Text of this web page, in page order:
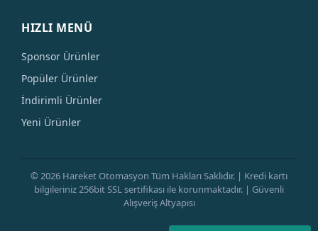
HIZLI MENÜ
Sponsor Ürünler
Popüler Ürünler
İndirimli Ürünler
Yeni Ürünler
© 2026 Hareket Otomasyon Tüm Hakları Saklıdır. | Kredi kartı
bilgileriniz 256bit SSL sertifikası ile korunmaktadır. | Güvenli
Alışveriş Altyapısı